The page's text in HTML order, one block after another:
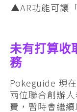
▲AR功能可讓
未有打算收
務
Pokeguide 現
兩位聯合創辦
費，暫時會繼